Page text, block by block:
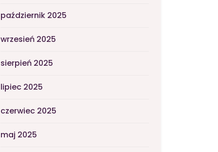
październik 2025
wrzesień 2025
sierpień 2025
lipiec 2025
czerwiec 2025
maj 2025